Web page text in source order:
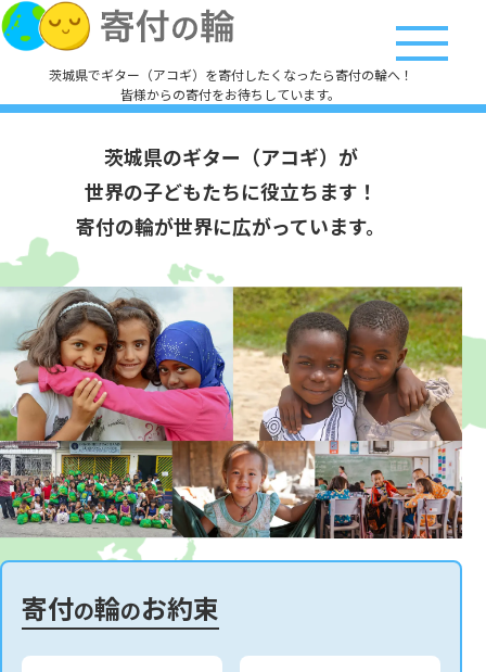
茨城県でギター（アコギ）を寄付したくなったら寄付の輪へ！
皆様からの寄付をお待ちしています。
茨城県のギター（アコギ）が
世界の子どもたちに役立ちます！
寄付の輪が世界に広がっています。
寄付の輪のお約束